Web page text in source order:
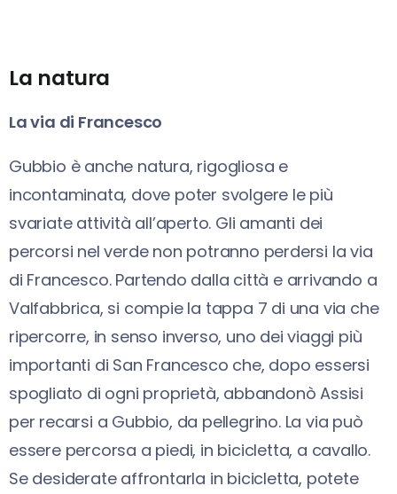
La natura
La via di Francesco
Gubbio è anche natura, rigogliosa e
incontaminata, dove poter svolgere le più
svariate attività all’aperto. Gli amanti dei
percorsi nel verde non potranno perdersi la via
di Francesco. Partendo dalla città e arrivando a
Valfabbrica, si compie la tappa 7 di una via che
ripercorre, in senso inverso, uno dei viaggi più
importanti di San Francesco che, dopo essersi
spogliato di ogni proprietà, abbandonò Assisi
per recarsi a Gubbio, da pellegrino. La via può
essere percorsa a piedi, in bicicletta, a cavallo.
Se desiderate affrontarla in bicicletta, potete